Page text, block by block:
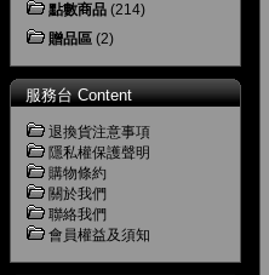
點數商品 (214)
贈品區 (2)
服務台 Content
退換貨注意事項
隱私權保護聲明
購物條約
關於我們
聯絡我們
會員權益及須知